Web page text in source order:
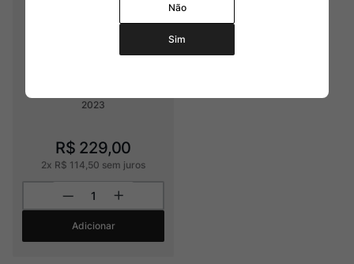
2023
R$ 229,00
2x R$ 114 50 sem juros
Adicionar
Não
Sim